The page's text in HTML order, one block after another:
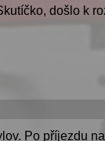
došlo k
Po příjezdu